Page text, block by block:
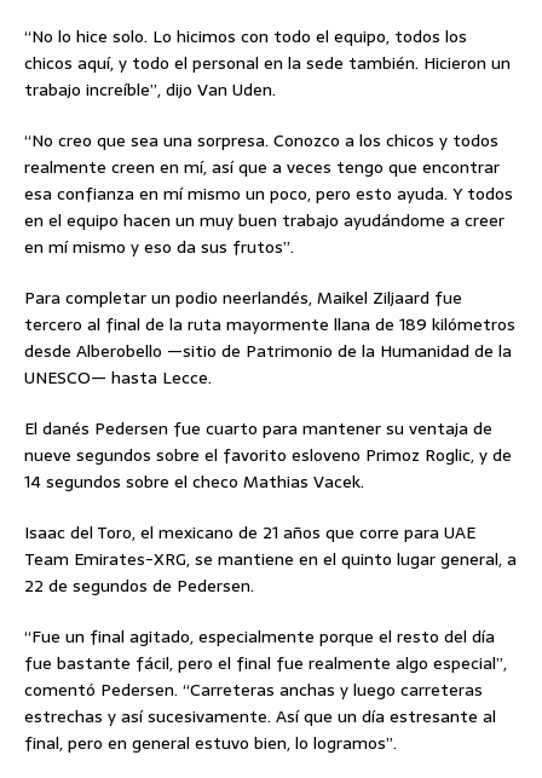
“No lo hice solo. Lo hicimos con todo el equipo, todos los
chicos aquí, y todo el personal en la sede también. Hicieron un
trabajo increíble”, dijo Van Uden.
“No creo que sea una sorpresa. Conozco a los chicos y todos
realmente creen en mí, así que a veces tengo que encontrar
esa confianza en mí mismo un poco, pero esto ayuda. Y todos
en el equipo hacen un muy buen trabajo ayudándome a creer
en mí mismo y eso da sus frutos”.
Para completar un podio neerlandés, Maikel Ziljaard fue
tercero al final de la ruta mayormente llana de 189 kilómetros
desde Alberobello —sitio de Patrimonio de la Humanidad de la
UNESCO— hasta Lecce.
El danés Pedersen fue cuarto para mantener su ventaja de
nueve segundos sobre el favorito esloveno Primoz Roglic, y de
14 segundos sobre el checo Mathias Vacek.
Isaac del Toro, el mexicano de 21 años que corre para UAE
Team Emirates-XRG, se mantiene en el quinto lugar general, a
22 de segundos de Pedersen.
“Fue un final agitado, especialmente porque el resto del día
fue bastante fácil, pero el final fue realmente algo especial”,
comentó Pedersen. “Carreteras anchas y luego carreteras
estrechas y así sucesivamente. Así que un día estresante al
final, pero en general estuvo bien, lo logramos”.